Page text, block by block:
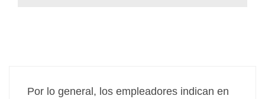
Por lo general, los empleadores indican en